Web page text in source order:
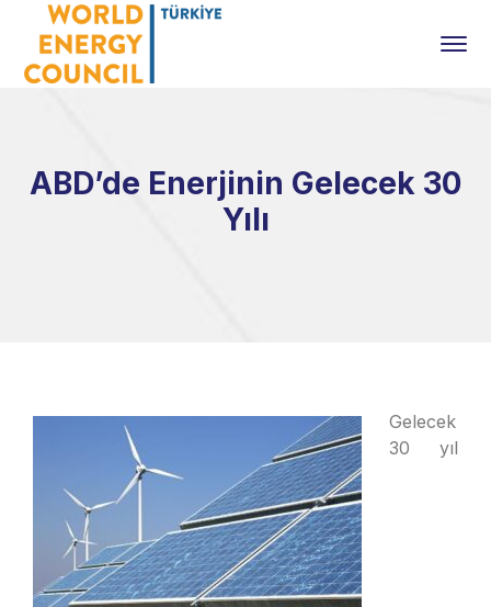
ABD’de Enerjinin Gelecek 30
Yılı
Gelecek
30 yıl